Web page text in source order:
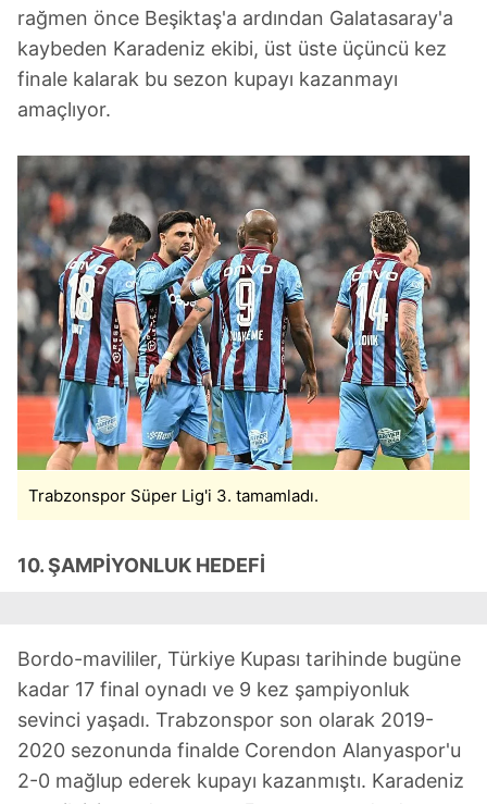
rağmen önce Beşiktaş'a ardından Galatasaray'a
kaybeden Karadeniz ekibi, üst üste üçüncü kez
finale kalarak bu sezon kupayı kazanmayı
amaçlıyor.
Trabzonspor Süper Lig'i 3. tamamladı.
10. ŞAMPİYONLUK HEDEFİ
Bordo-mavililer, Türkiye Kupası tarihinde bugüne
kadar 17 final oynadı ve 9 kez şampiyonluk
sevinci yaşadı. Trabzonspor son olarak 2019-
2020 sezonunda finalde Corendon Alanyaspor'u
2-0 mağlup ederek kupayı kazanmıştı. Karadeniz